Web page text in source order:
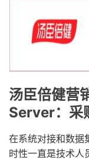
汤臣倍健营
Server：采
在系统对接和数据
时性一直是技术人